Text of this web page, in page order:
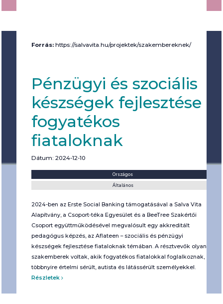
Forrás: https://salvavita.hu/projektek/szakembereknek/
Pénzügyi és szociális
készségek fejlesztése
fogyatékos
fiataloknak
Dátum: 2024-12-10
Országos
Általános
2024-ben az Erste Social Banking támogatásával a Salva Vita
Alapítvány, a Csoport-téka Egyesület és a BeeTree Szakértői
Csoport együttműködésével megvalósult egy akkreditált
pedagógus képzés, az Aflateen – szociális és pénzügyi
készségek fejlesztése fiataloknak témában. A résztvevők olyan
szakemberek voltak, akik fogyatékos fiatalokkal foglalkoznak,
többnyire értelmi sérült, autista és látássérült személyekkel.
Részletek